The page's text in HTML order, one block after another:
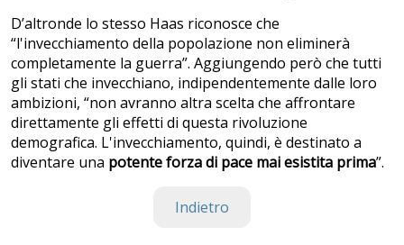
D’altronde lo stesso Haas riconosce che
“l'invecchiamento della popolazione non eliminerà
completamente la guerra”. Aggiungendo però che tutti
gli stati che invecchiano, indipendentemente dalle loro
ambizioni, “non avranno altra scelta che affrontare
direttamente gli effetti di questa rivoluzione
demografica. L'invecchiamento, quindi, è destinato a
diventare una potente forza di pace mai esistita prima”.
Indietro